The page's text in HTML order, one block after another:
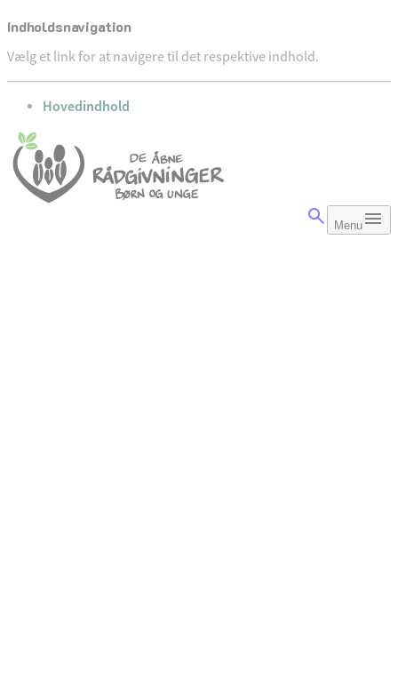
Indholdsnavigation
Vælg et link for at navigere til det respektive indhold.
gå til
Hovedindhold
Menu